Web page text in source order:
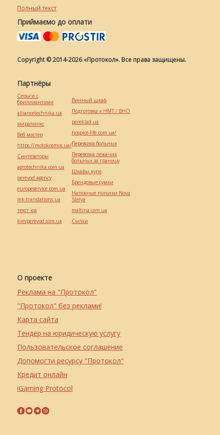
Полный текст
Приймаємо до оплати
Copyright © 2014-2026 «Протокол». Все права защищены.
О проекте
Реклама на "Протокол"
"Протокол" без реклами!
Карта сайта
Тендер на юридическую услугу
Пользовательское соглашение
Допомогти ресурсу "Протокол"
Кредит онлайн
iGaming Protocol
Партнёры
Серьги с
бриллиантами
alliancetechnika.ua
миралинкс
Веб мастер
https://motokosmos.ua/
Синтезаторы
agrotechnika.com.ua
perevod.agency
europeservice.com.ua
mk-translations.ua
текст юа
kievperevod.com.ua
Винный шкаф
Подготовка к НМТ / ВНО
pereklad.ua
hospice-life.com.ua/
Перевозка больных
Перевозка лежачих
больных за границу
Шкафы купе
Брендовые сумки
Натяжные потолки Nova
Stelya
maltina.com.ua
Cылки